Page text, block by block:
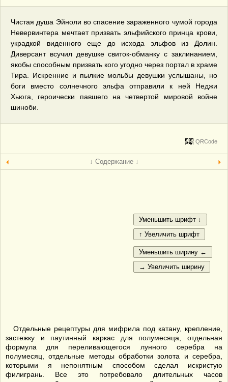
Чистая душа Эйноли во спасение зараженного чумой города
Невервинтера мечтает призвать эльфийского принца крови,
украдкой виденного еще до исхода эльфов из Долин.
Диверсант всучил девушке свиток-обманку с заклинанием,
якобы способным призвать кого угодно через портал в храме
Тира. Искренние и пылкие мольбы девушки услышаны, но
боги вместо солнечного эльфа отправили к ней Неджи
Хьюга, героически павшего на четвертой мировой войне
шиноби.
QRCode
↓ Содержание ↓
Отдельные рецептуры для мифрила под катану, крепление,
застежку и паутинный каркас для полумесяца, отдельная
формула для переливающегося лунного серебра на
полумесяц, отдельные методы обработки золота и серебра,
которыми я непонятным способом сделал искристую
филигрань. Все это потребовало длительных часов